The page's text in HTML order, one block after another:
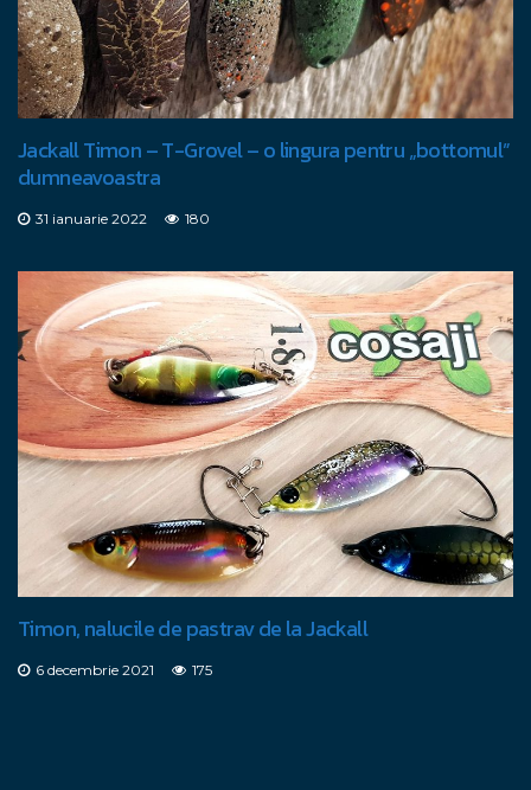
Jackall Timon – T-Grovel – o lingura pentru „bottomul”
dumneavoastra
31 ianuarie 2022 180
Timon, nalucile de pastrav de la Jackall
6 decembrie 2021 175